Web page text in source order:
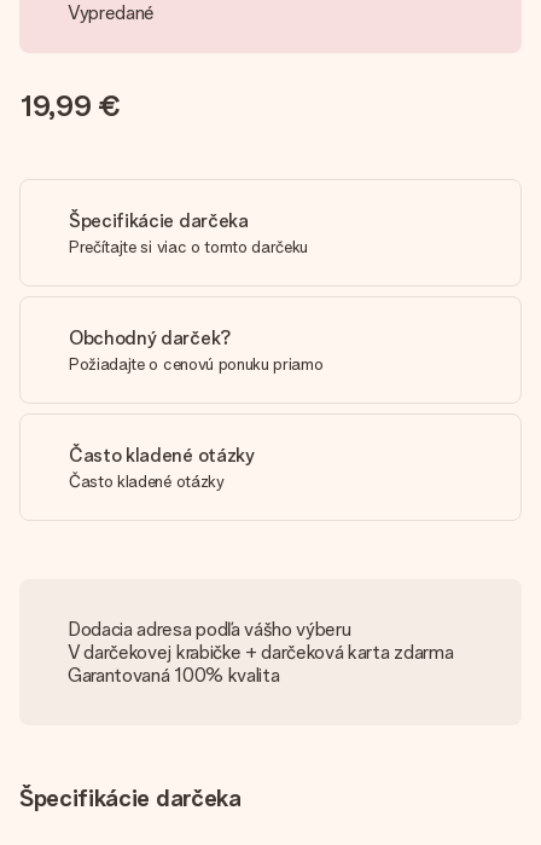
Vypredané
19,99 €
Špecifikácie darčeka
Prečítajte si viac o tomto darčeku
Obchodný darček?
Požiadajte o cenovú ponuku priamo
Často kladené otázky
Často kladené otázky
Dodacia adresa podľa vášho výberu
V darčekovej krabičke + darčeková karta zdarma
Garantovaná 100% kvalita
Špecifikácie darčeka